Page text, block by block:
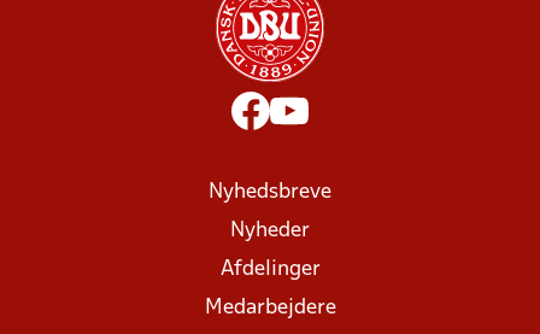
Nyhedsbreve
Nyheder
Afdelinger
Medarbejdere